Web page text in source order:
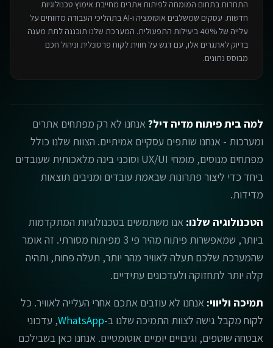
התחרות בתחום המומחה לפיתוח אתרים מחייבת אימוץ טכנולוגיות
חדשות. עסקים שמשלבים אוטומציה ו-AI בתהליכי העבודה מדווחים על
עלייה של 40% ביעילות התפעולית. המערכת שלנו תוכננה לתת מענה
בדיוק לאתגרים אלו, עם דגש על חווית לקוח פרסונלית וניהול חכם
מבוסס נתונים.
למה בית פיתוח מדיה דיל? אנחנו לא רק מפתחים אתרים
ומערכות - אנחנו שותפים עסקיים אמיתיים. הצוות שלנו כולל
מפתחים מנוסים, מומחי UX/UI וסוכני בינה מלאכותית שעובדים
ביחד כדי ליצור פתרונות שבאמת עובדים ומניבים תוצאות
מדידות.
הטכנולוגיה שלנו: אנו משתמשים בטכנולוגיות המתקדמות
ביותר, שמאפשרות פיתוח מהיר פי 3 מפיתוח מסורתי. זה אומר
שהמערכת שלכם תעלה לאוויר מהר יותר, תעלה פחות, ותהיה
קלה יותר לתחזוקה ולעדכונים עתידיים.
תמיכה וליווי: אנחנו לא עוזבים אתכם אחרי העלייה לאוויר. כל
לקוח מקבל גישה לצוות התמיכה שלנו ב-WhatsApp, עדכוני
אבטחה שוטפים, וגיבויים יומיים אוטומטיים. אנחנו כאן בשבילכם